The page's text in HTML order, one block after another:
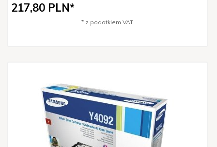
217,80 PLN*
* z podatkiem VAT